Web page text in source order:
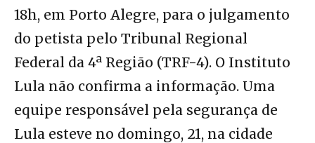
18h, em Porto Alegre, para o julgamento
do petista pelo Tribunal Regional
Federal da 4ª Região (TRF-4). O Instituto
Lula não confirma a informação. Uma
equipe responsável pela segurança de
Lula esteve no domingo, 21, na cidade